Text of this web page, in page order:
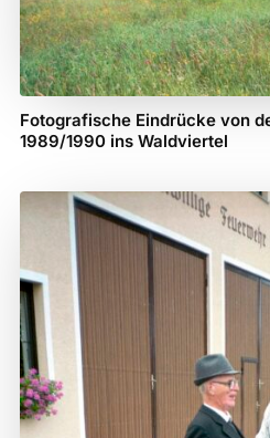
Fotografische Eindrücke von
1989/1990 ins Waldviertel